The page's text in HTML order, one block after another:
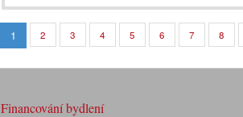
1 2 3 4 5 6 7 8
Financování bydlení